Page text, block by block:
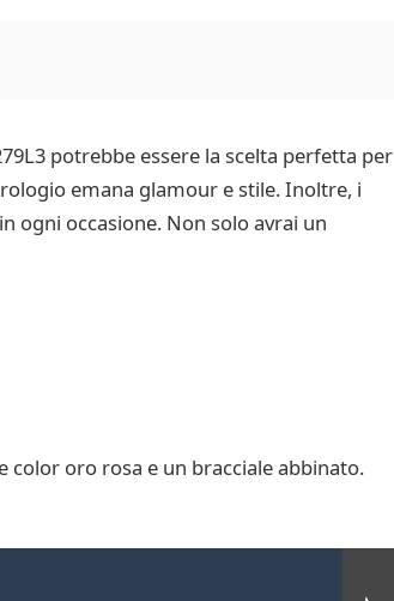
potrebbe essere la scelta perfetta per
emana glamour e stile. Inoltre, i
ogni occasione. Non solo avrai un
color oro rosa e un bracciale abbinato.